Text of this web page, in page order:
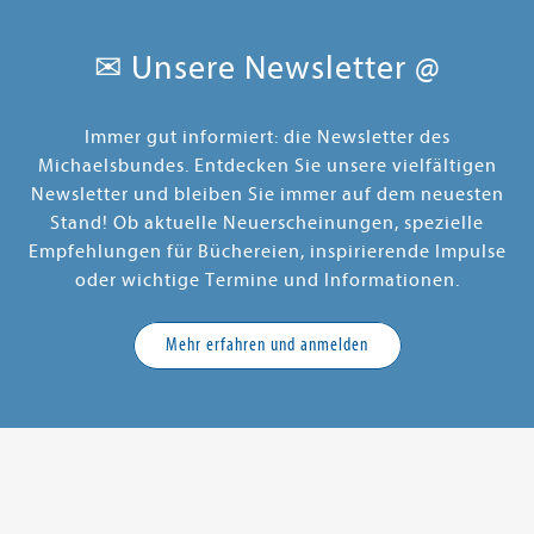
✉ Unsere Newsletter @
Immer gut informiert: die Newsletter des
Michaelsbundes. Entdecken Sie unsere vielfältigen
Newsletter und bleiben Sie immer auf dem neuesten
Stand! Ob aktuelle Neuerscheinungen, spezielle
Empfehlungen für Büchereien, inspirierende Impulse
oder wichtige Termine und Informationen.
Mehr erfahren und anmelden